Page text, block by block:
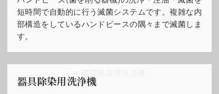
短時間で自動的に行う滅菌システムです。複雑な内
部構造をしているハンドピースの隅々まで滅菌しま
す。
器具除染用洗浄機